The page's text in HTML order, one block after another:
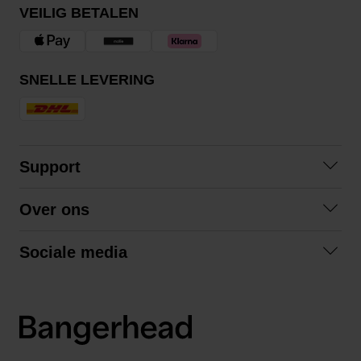
VEILIG BETALEN
SNELLE LEVERING
Support
Algemene voorwaarden
Over ons
Sociale media
LinkedIn